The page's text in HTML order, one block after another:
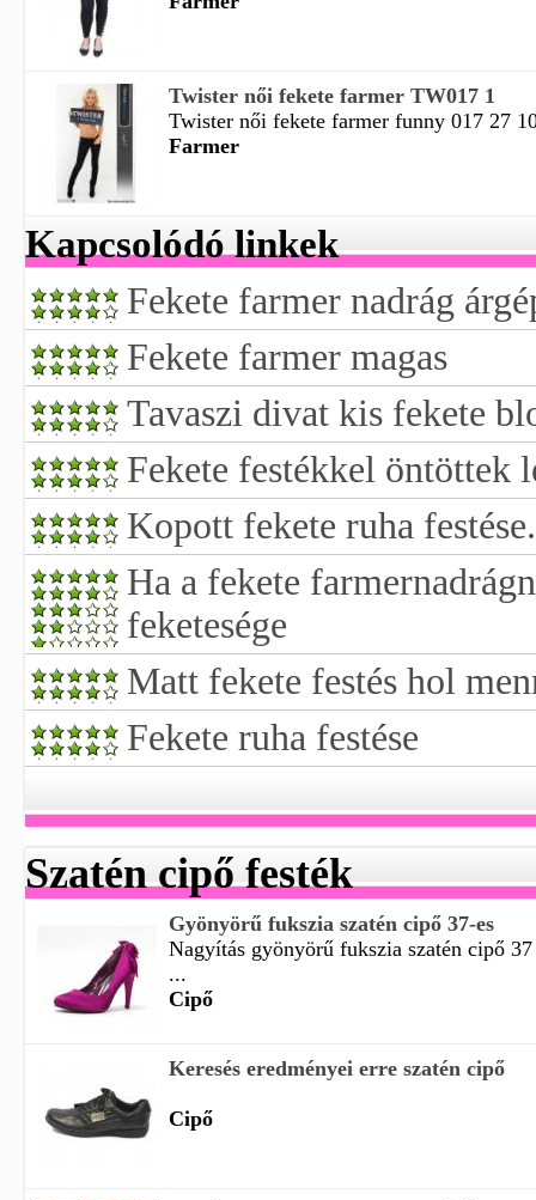
Twister női fekete farmer TW017 1
Twister női fekete farmer funny 017 27
Farmer
Kapcsolódó linkek
Fekete farmer nadrág
Fekete farmer magas
Tavaszi divat kis fekete
Fekete festékkel öntöttek
Kopott fekete ruha
Ha a fekete
feketesége
Matt fekete festés hol
Fekete ruha festése
Szatén cipő festék
Gyönyörű fukszia szatén cipő 37-es
Nagyítás gyönyörű fukszia szatén cipő
...
Cipő
Keresés eredményei erre szatén cipő
Cipő